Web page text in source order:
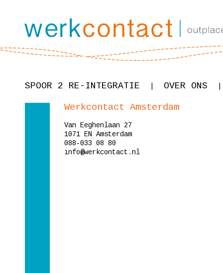
SPOOR 2 RE-INTEGRATIE OVER ONS
Werkcontact Amsterdam
Van Eeghenlaan 27
1071 EN Amsterdam
088-033 08 80
info@werkcontact.nl